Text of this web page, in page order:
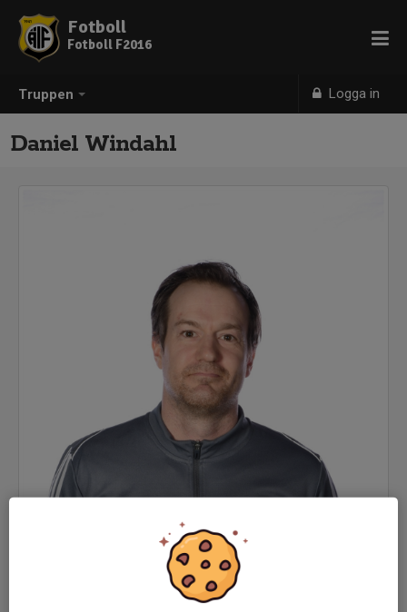
Truppen Logga in
Fotboll
Fotboll F2016
Daniel Windahl